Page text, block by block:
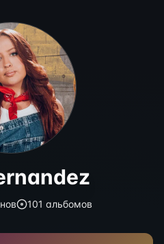
101 альбомов